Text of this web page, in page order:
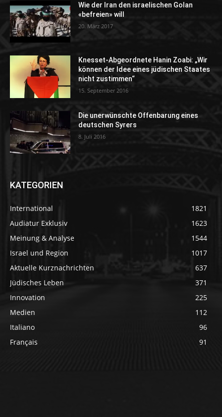
Wie der Iran den israelischen Golan
«befreien» will
20. März 2017
Knesset-Abgeordnete Hanin Zoabi: „Wir
können der Idee eines jüdischen Staates
nicht zustimmen“
15. September 2016
Die unerwünschte Offenbarung eines
deutschen Syrers
8. Juli 2016
KATEGORIEN
International
1821
Audiatur Exklusiv
1623
Meinung & Analyse
1544
Israel und Region
1017
Aktuelle Kurznachrichten
637
Jüdisches Leben
371
Innovation
225
Medien
112
Italiano
96
Français
91